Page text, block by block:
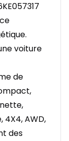
voiture
de
AWD,
des